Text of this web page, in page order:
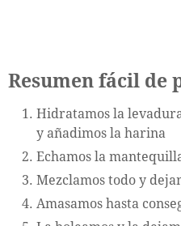
Resumen fácil de
Hidratamos la
y añadimos la harina
Echamos la
Mezclamos todo y
Amasamos hasta